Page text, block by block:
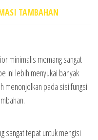
TAMBAHAN
minimalis memang sangat
ini lebih menyukai banyak
menonjolkan pada sisi fungsi
sangat tepat untuk mengisi